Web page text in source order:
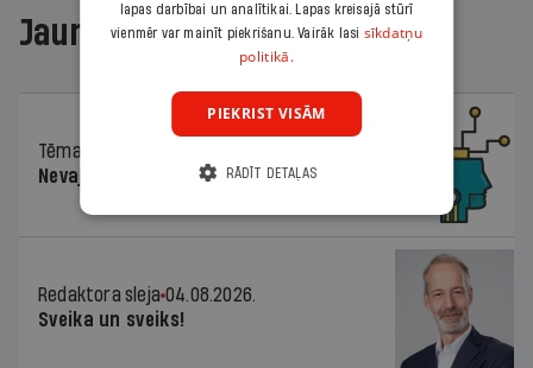
Jaunākajā žurnālā
Tēma
Nevajag baidīties!
Redaktora sleja 04.08.2026.
Sveika un sveiks!
lapas darbībai un analītikai. Lapas kreisajā stūrī
vienmēr var mainīt piekrišanu. Vairāk lasi sīkdatņu
politikā.
PIEKRIST VISĀM
RĀDĪT DETAĻAS